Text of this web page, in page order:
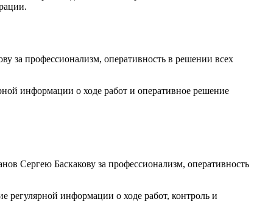
за профессионализм, оперативность в решении всех
информации о ходе работ и оперативное решение
Сергею Баскакову за профессионализм, оперативность
информации о ходе работ, контроль и